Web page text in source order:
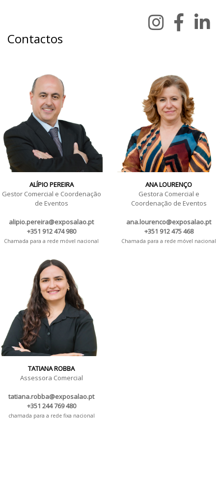
Contactos
ALÍPIO PEREIRA
Gestor Comercial e Coordenação
de Eventos
alipio.pereira@exposalao.pt
+351 912 474 980
Chamada para a rede móvel nacional
ANA LOURENÇO
Gestora Comercial e
Coordenação de Eventos
ana.lourenco@exposalao.pt
+351 912 475 468
Chamada para a rede móvel nacional
TATIANA ROBBA
Assessora Comercial
tatiana.robba@exposalao.pt
+351 244 769 480
chamada para a rede fixa nacional